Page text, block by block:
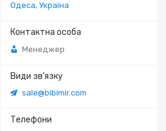
Одеса, Україна
Менеджер
sale@bibimir.com